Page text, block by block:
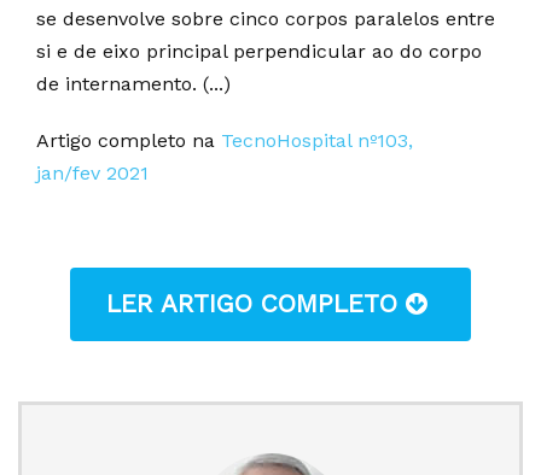
se desenvolve sobre cinco corpos paralelos entre
si e de eixo principal perpendicular ao do corpo
de internamento. (...)
Artigo completo na TecnoHospital nº103,
jan/fev 2021
LER ARTIGO COMPLETO